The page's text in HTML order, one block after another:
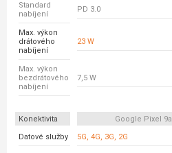
Standard
nabíjení
PD 3.0
Max. výkon
drátového
nabíjení
23 W
Max. výkon
bezdrátového
nabíjení
7,5 W
Konektivita Google Pixel 9a
Datové služby
5G, 4G, 3G, 2G